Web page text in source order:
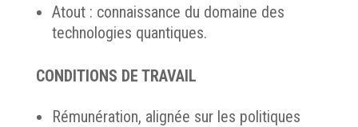
Atout : connaissance du domaine des
technologies quantiques.
CONDITIONS DE TRAVAIL
Rémunération, alignée sur les politiques